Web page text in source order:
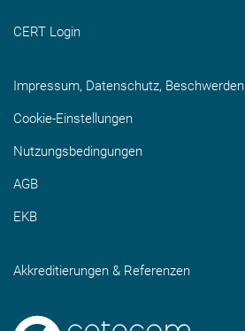
CERT Login
Impressum, Datenschutz, Beschwerden
Cookie-Einstellungen
Nutzungsbedingungen
AGB
EKB
Akkreditierungen & Referenzen